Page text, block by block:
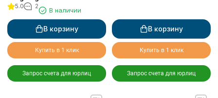
крышки квадратный
5.0 2
В наличии
В корзину
Купить в 1 клик
Запрос счета для юрлиц
В корзину
Купить в 1 клик
Запрос счета для юрлиц